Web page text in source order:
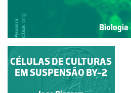
Biologia
COMPLEXO DE GOLGI
EM CÉLULAS BY-2 EM
CULTURA EM
CÉLULAS DE CULTURAS
EM SUSPENSÃO BY-2